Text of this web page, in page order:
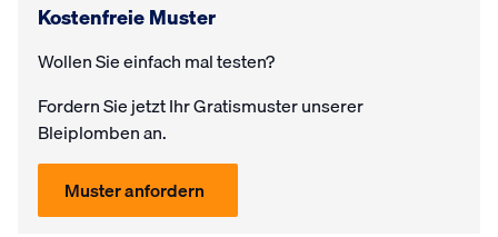
Kostenfreie Muster
Wollen Sie einfach mal testen?
Fordern Sie jetzt Ihr Gratis­muster unserer
Bleiplomben an.
Muster anfordern